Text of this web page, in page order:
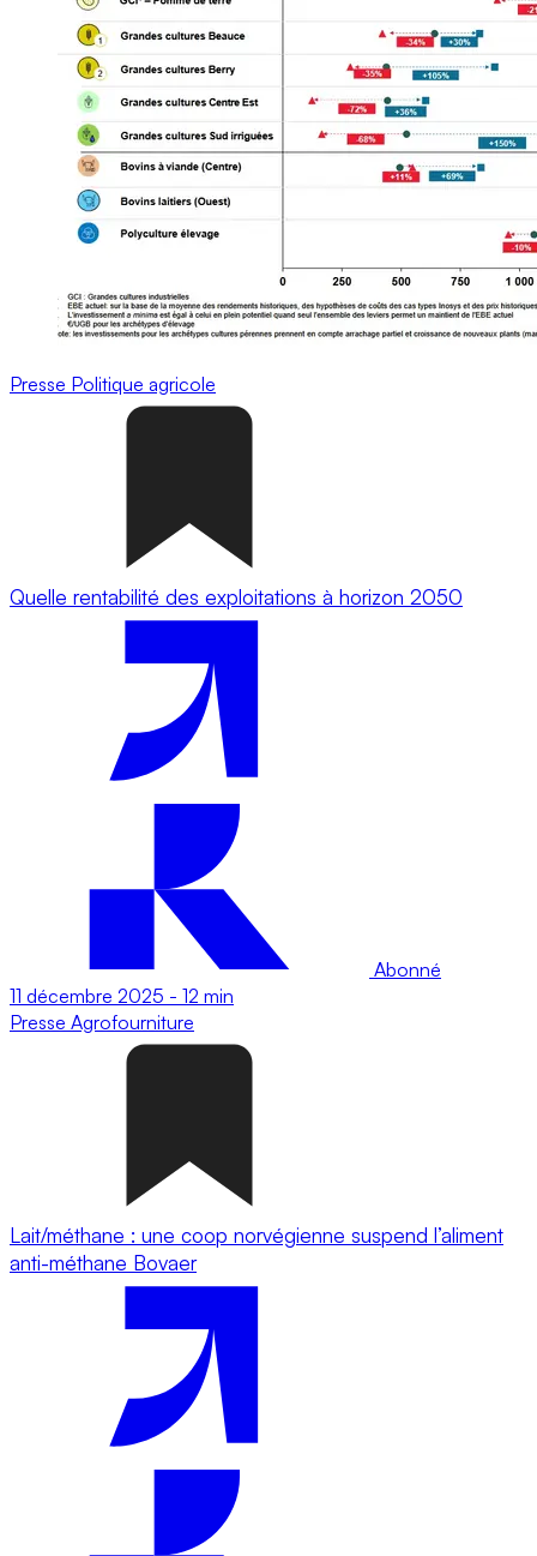
Presse Politique agricole
Quelle rentabilité des exploitations à horizon 2050
Abonné
11 décembre 2025 - 12 min
Presse Agrofourniture
Lait/méthane : une coop norvégienne suspend l’aliment
anti-méthane Bovaer